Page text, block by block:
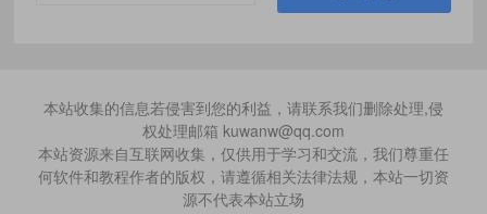
本站收集的信息若侵害到您的利益，请联系我们删除处理,侵
权处理邮箱 kuwanw@qq.com
本站资源来自互联网收集，仅供用于学习和交流，我们尊重任
何软件和教程作者的版权，请遵循相关法律法规，本站一切资
源不代表本站立场